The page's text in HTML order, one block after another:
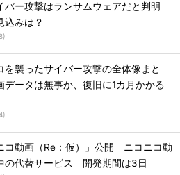
バー攻撃はランサムウェアだと判明
込みは？
)
を襲ったサイバー攻撃の全体像まと
ータは無事か、復旧に1カ月かかる
)
コ動画（Re：仮）」公開 ニコニコ動
の代替サービス 開発期間は3日